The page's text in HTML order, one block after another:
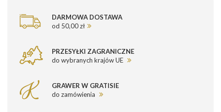
DARMOWA DOSTAWA
od 50,00 zł
PRZESYŁKI ZAGRANICZNE
do wybranych krajów UE
GRAWER W GRATISIE
do zamówienia